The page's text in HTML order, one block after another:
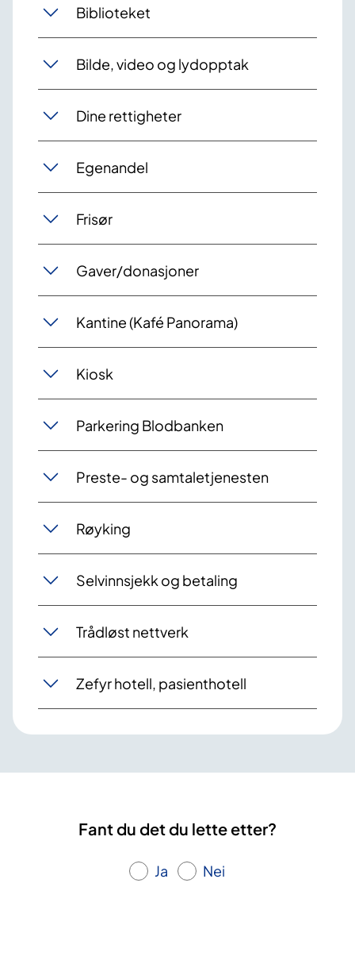
Biblioteket
Bilde, video og lydopptak
Dine rettigheter
Egenandel
Frisør
Gaver/donasjoner
Kantine (Kafé Panorama)
Kiosk
Parkering Blodbanken
Preste- og samtaletjenesten
Røyking
Selvinnsjekk og betaling
Trådløst nettverk
Zefyr hotell, pasienthotell
Fant du det du lette etter?
Ja Nei